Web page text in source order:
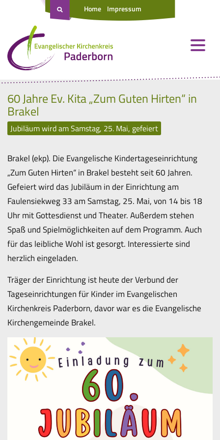
Home Impressum
60 Jahre Ev. Kita „Zum Guten Hirten“ in
Brakel
Jubiläum wird am Samstag, 25. Mai, gefeiert
Brakel (ekp). Die Evangelische Kindertageseinrichtung
„Zum Guten Hirten“ in Brakel besteht seit 60 Jahren.
Gefeiert wird das Jubiläum in der Einrichtung am
Faulensiekweg 33 am Samstag, 25. Mai, von 14 bis 18
Uhr mit Gottesdienst und Theater. Außerdem stehen
Spaß und Spielmöglichkeiten auf dem Programm. Auch
für das leibliche Wohl ist gesorgt. Interessierte sind
herzlich eingeladen.
Träger der Einrichtung ist heute der Verbund der
Tageseinrichtungen für Kinder im Evangelischen
Kirchenkreis Paderborn, davor war es die Evangelische
Kirchengemeinde Brakel.